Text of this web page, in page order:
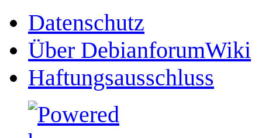
Datenschutz
Über DebianforumWiki
Haftungsausschluss